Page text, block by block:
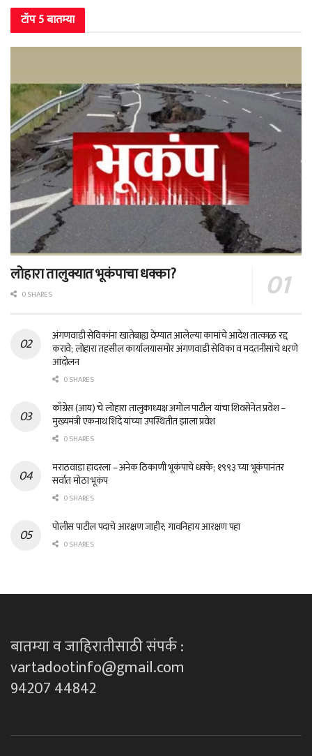
टॉप 5 बातम्या
लोहारा तालुक्यात भूकंपाचा धक्का?
0 SHARES
अंगणवाडी सेविकांना खातेबाह्य देण्यात आलेल्या कामांचे आदेश तात्काळ रद्द
करावे; लोहारा तहसील कार्यालयासमोर अंगणवाडी सेविका व मदतनीसांचे धरणे
आंदोलन
0 SHARES
काँग्रेस (आय) चे लोहारा तालुकाध्यक्ष अमोल पाटील यांचा शिवसेनेत प्रवेश –
मुख्यमंत्री एकनाथ शिंदे यांच्या उपस्थितीत झाला प्रवेश
0 SHARES
मराठवाडा हादरला – अनेक ठिकाणी भूकंपाचे धक्के; १९९३ च्या भूकंपानंतर
सर्वात मोठा भूकंप
0 SHARES
पोलीस पाटील पदाचे आरक्षण जाहीर; गावनिहाय आरक्षण पहा
0 SHARES
बातम्या व जाहिरातीसाठी संपर्क :
vartadootinfo@gmail.com
94207 44842